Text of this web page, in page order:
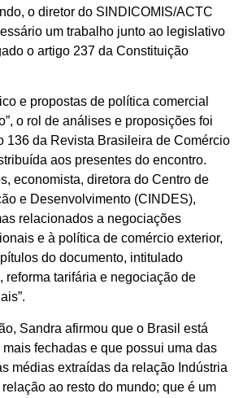
o diretor do SINDICOMIS/ACTC
um trabalho junto ao legislativo
o artigo 237 da Constituição
e propostas de política comercial
o rol de análises e proposições foi
136 da Revista Brasileira de Comércio
aos presentes do encontro.
economista, diretora do Centro de
e Desenvolvimento (CINDES),
relacionados a negociações
e à política de comércio exterior,
do documento, intitulado
reforma tarifária e negociação de
Sandra afirmou que o Brasil está
fechadas e que possui uma das
médias extraídas da relação Indústria
ao resto do mundo; que é um